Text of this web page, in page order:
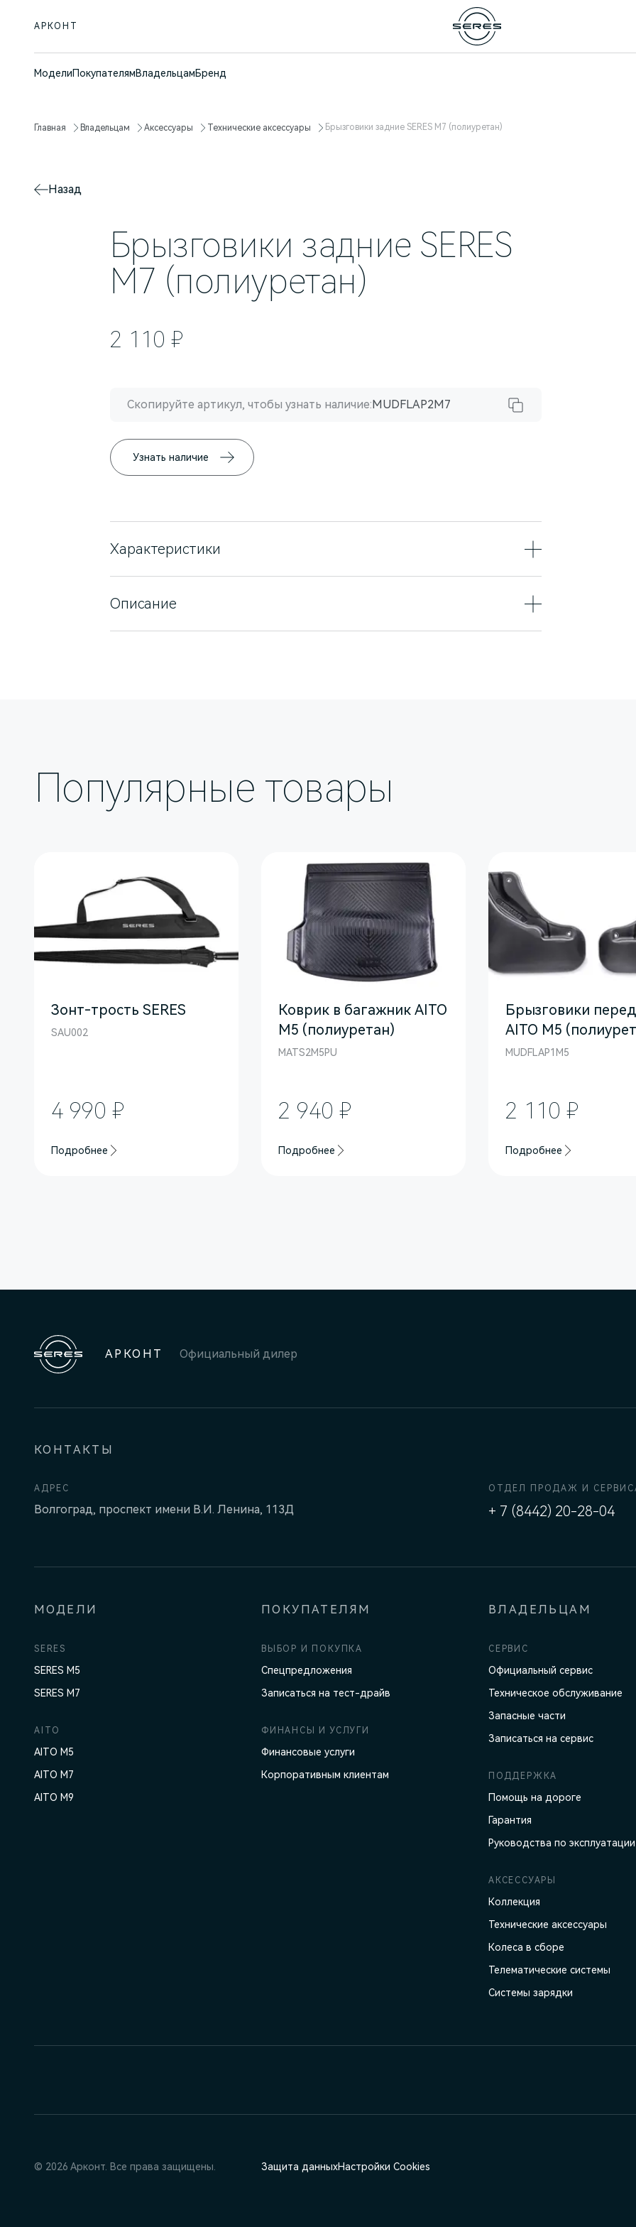
АРКОНТ
МоделиПокупателямВладельцамБренд
Главная Владельцам Аксессуары Технические аксессуары Брызговики задние SERES M7 (полиуретан)
Назад
Брызговики задние SERES
M7 (полиуретан)
2 110 ₽
Скопируйте артикул, чтобы узнать наличие:MUDFLAP2M7
Узнать наличие
Характеристики
Модель
AITO/SERES M7
Описание
Популярные товары
Зонт-трость SERES
SAU002
4 990 ₽
Подробнее
Коврик в багажник AITO
M5 (полиуретан)
MATS2M5PU
2 940 ₽
Подробнее
Брызговики
AITO M5
MUDFLAP1M5
2 110 ₽
Подробнее
АРКОНТ Официальный дилер
КОНТАКТЫ
АДРЕС
Волгоград, проспект имени В.И. Ленина, 113Д
ОТДЕЛ ПРОДАЖ И
+ 7 (8442) 20-28-04
МОДЕЛИ
SERES
SERES M5
SERES M7
AITO
AITO M5
AITO M7
AITO M9
ПОКУПАТЕЛЯМ
ВЫБОР И ПОКУПКА
Спецпредложения
Записаться на тест-драйв
ФИНАНСЫ И УСЛУГИ
Финансовые услуги
Корпоративным клиентам
ВЛАДЕЛЬЦАМ
СЕРВИС
Официальный сервис
Техническое обслуживание
Запасные части
Записаться на сервис
ПОДДЕРЖКА
Помощь на дороге
Гарантия
Руководства по эксплуатации
АКСЕССУАРЫ
Коллекция
Технические аксессуары
Колеса в сборе
Телематические системы
Системы зарядки
© 2026 Арконт. Все права защищены. Защита данныхНастройки Cookies